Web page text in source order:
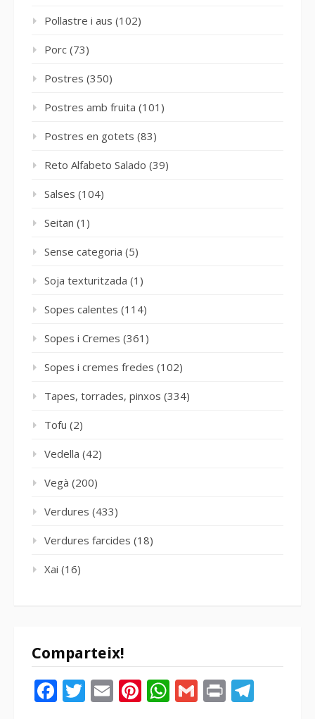
Pollastre i aus (102)
Porc (73)
Postres (350)
Postres amb fruita (101)
Postres en gotets (83)
Reto Alfabeto Salado (39)
Salses (104)
Seitan (1)
Sense categoria (5)
Soja texturitzada (1)
Sopes calentes (114)
Sopes i Cremes (361)
Sopes i cremes fredes (102)
Tapes, torrades, pinxos (334)
Tofu (2)
Vedella (42)
Vegà (200)
Verdures (433)
Verdures farcides (18)
Xai (16)
Comparteix!
Facebook
Twitter
EmailPinterest
WhatsApp
Gmail
Print